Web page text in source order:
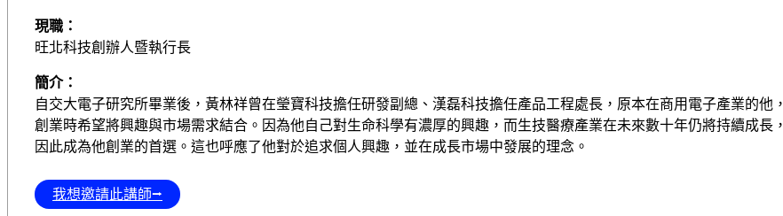
現職：
旺北科技創辦人暨執行長
簡介：
自交大電子研究所畢業後，黃林祥曾在瑩寶科技擔任研發副總、漢磊科技擔任產品工程處長，原本在商用電子產業的他，
創業時希望將興趣與市場需求結合。因為他自己對生命科學有濃厚的興趣，而生技醫療產業在未來數十年仍將持續成長，
因此成為他創業的首選。這也呼應了他對於追求個人興趣，並在成長市場中發展的理念。
我想邀請此講師⭢